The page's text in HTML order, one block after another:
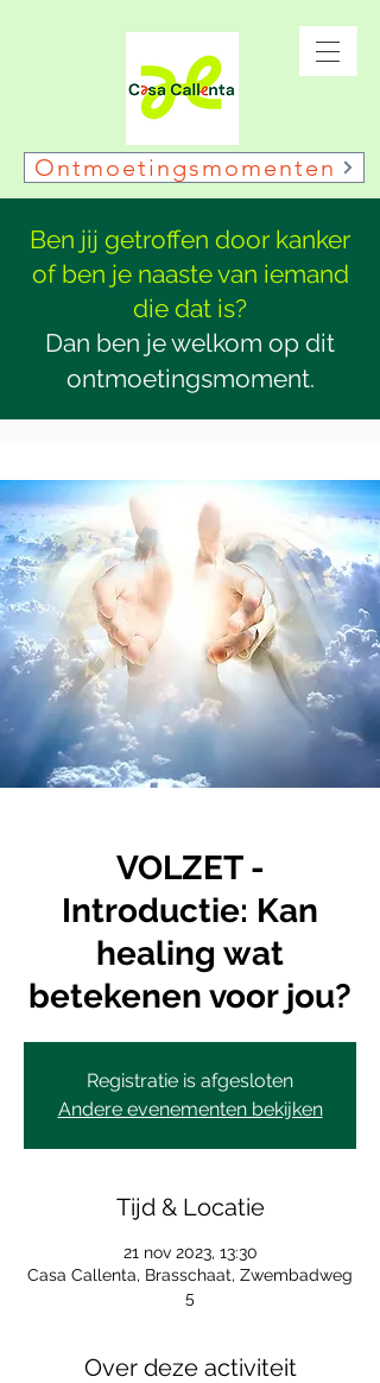
Ontmoetingsmomenten
Ben jij getroffen door kanker
of ben je naaste van iemand
die dat is?
Dan ben je welkom op dit
ontmoetingsmoment.
VOLZET -
Introductie: Kan
healing wat
betekenen voor jou?
Registratie is afgesloten
Andere evenementen bekijken
Tijd & Locatie
21 nov 2023, 13:30
Casa Callenta, Brasschaat, Zwembadweg
5
Over deze activiteit